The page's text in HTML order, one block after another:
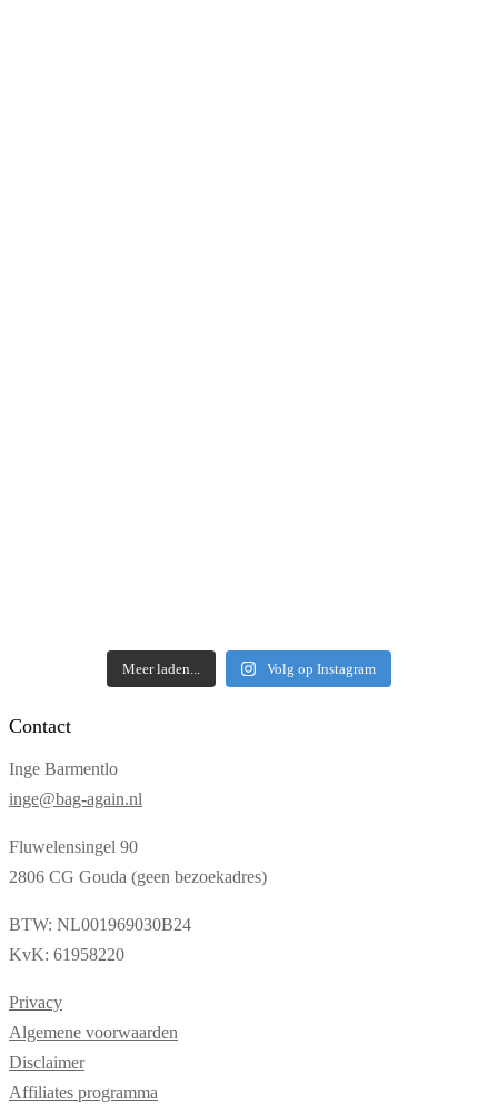
Meer laden... Volg op Instagram
Contact
Inge Barmentlo
inge@bag-again.nl
Fluwelensingel 90
2806 CG Gouda (geen bezoekadres)
BTW: NL001969030B24
KvK: 61958220
Privacy
Algemene voorwaarden
Disclaimer
Affiliates programma